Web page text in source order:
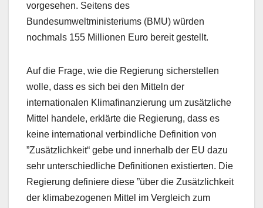
vorgesehen. Seitens des
Bundesumweltministeriums (BMU) würden
nochmals 155 Millionen Euro bereit gestellt.
Auf die Frage, wie die Regierung sicherstellen
wolle, dass es sich bei den Mitteln der
internationalen Klimafinanzierung um zusätzliche
Mittel handele, erklärte die Regierung, dass es
keine international verbindliche Definition von
”Zusätzlichkeit“ gebe und innerhalb der EU dazu
sehr unterschiedliche Definitionen existierten. Die
Regierung definiere diese ”über die Zusätzlichkeit
der klimabezogenen Mittel im Vergleich zum